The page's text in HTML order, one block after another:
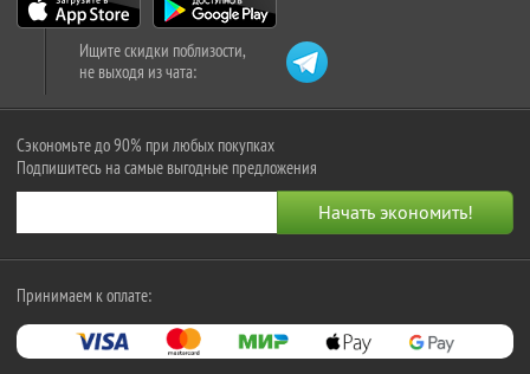
Ищите скидки поблизости,
не выходя из чата:
Сэкономьте до 90% при любых покупках
Подпишитесь на самые выгодные предложения
Принимаем к оплате: